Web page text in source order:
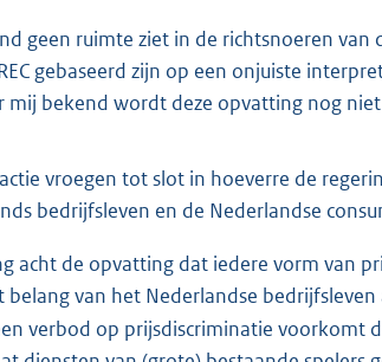
geen ruimte ziet in de richtsnoeren van
gebaseerd zijn op een onjuiste
mij bekend wordt deze opvatting nog
vroegen tot slot in hoeverre de
bedrijfsleven en de Nederlandse
acht de opvatting dat iedere vorm van
van het Nederlandse
verbod op prijsdiscriminatie voorkomt